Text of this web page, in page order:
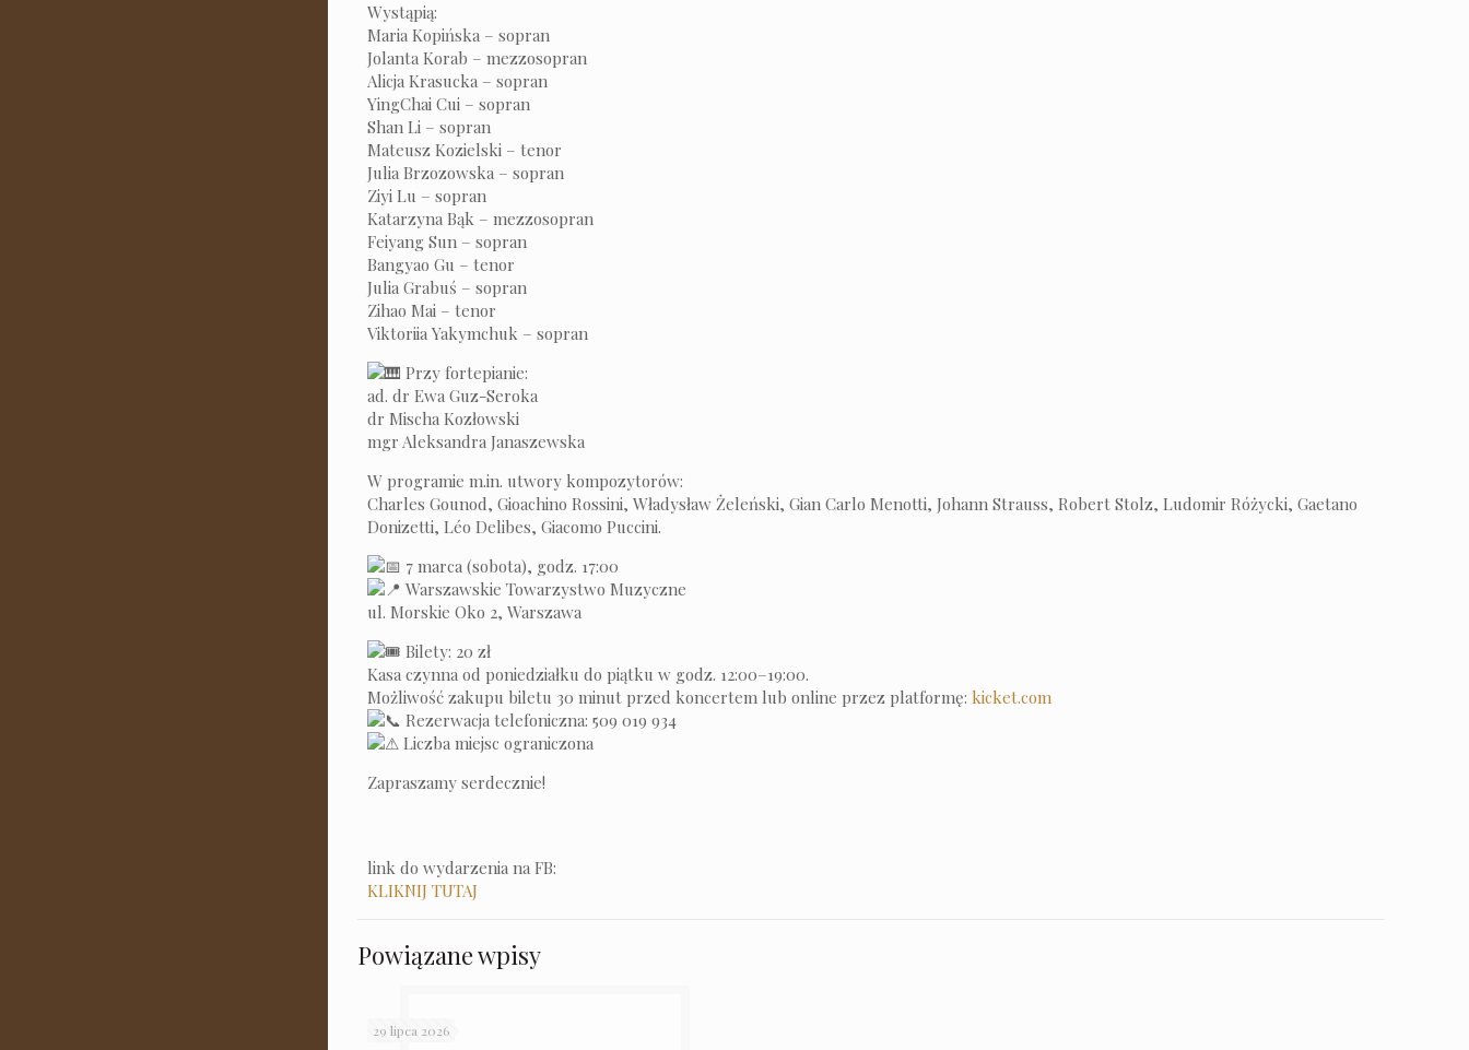
Wystąpią:
Maria Kopińska – sopran
Jolanta Korab – mezzosopran
Alicja Krasucka – sopran
YingChai Cui – sopran
Shan Li – sopran
Mateusz Kozielski – tenor
Julia Brzozowska – sopran
Ziyi Lu – sopran
Katarzyna Bąk – mezzosopran
Feiyang Sun – sopran
Bangyao Gu – tenor
Julia Grabuś – sopran
Zihao Mai – tenor
Viktoriia Yakymchuk – sopran
Przy fortepianie:
ad. dr Ewa Guz-Seroka
dr Mischa Kozłowski
mgr Aleksandra Janaszewska
W programie m.in. utwory kompozytorów:
Charles Gounod, Gioachino Rossini, Władysław Żeleński, Gian Carlo Menotti, Johann Strauss, Robert Stolz, Ludomir Różycki, Gaetano
Donizetti, Léo Delibes, Giacomo Puccini.
7 marca (sobota), godz. 17:00
Warszawskie Towarzystwo Muzyczne
ul. Morskie Oko 2, Warszawa
Bilety: 20 zł
Kasa czynna od poniedziałku do piątku w godz. 12:00–19:00.
Możliwość zakupu biletu 30 minut przed koncertem lub online przez platformę:kicket.com
Rezerwacja telefoniczna: 509 019 934
Liczba miejsc ograniczona
Zapraszamy serdecznie!
link do wydarzenia na FB:
KLIKNIJ TUTAJ
Powiązane wpisy
29 lipca 2026